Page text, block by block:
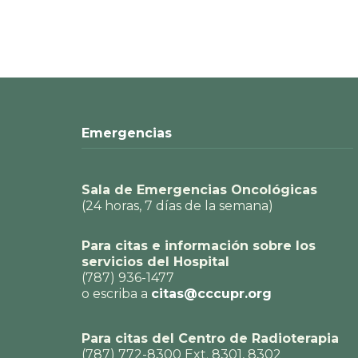
Emergencias
Sala de Emergencias Oncológicas
(24 horas, 7 días de la semana)
Para citas e información sobre los
servicios del Hospital
(787) 936-1477
o escriba a citas@cccupr.org
Para citas del Centro de Radioterapia
(787) 772-8300 Ext. 8301, 8302